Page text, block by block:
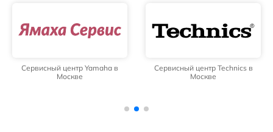
Сервисный центр Yamaha в
Москве
Сервисный центр Technics в
Москве